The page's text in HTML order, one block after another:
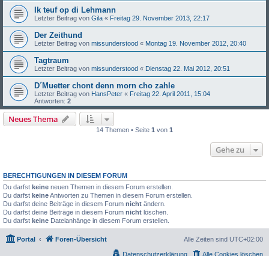
Ik teuf op di Lehmann
Letzter Beitrag von Gila « Freitag 29. November 2013, 22:17
Der Zeithund
Letzter Beitrag von missunderstood « Montag 19. November 2012, 20:40
Tagtraum
Letzter Beitrag von missunderstood « Dienstag 22. Mai 2012, 20:51
D´Muetter chont denn morn cho zahle
Letzter Beitrag von HansPeter « Freitag 22. April 2011, 15:04
Antworten: 2
Neues Thema
14 Themen • Seite 1 von 1
Gehe zu
BERECHTIGUNGEN IN DIESEM FORUM
Du darfst keine neuen Themen in diesem Forum erstellen.
Du darfst keineAntworten zu Themen in diesem Forum erstellen.
Du darfst deine Beiträge in diesem Forum nicht ändern.
Du darfst deine Beiträge in diesem Forum nicht löschen.
Du darfst keine Dateianhänge in diesem Forum erstellen.
Portal Foren-Übersicht Alle Zeiten sind UTC+02:00
Alle Cookies löschen
Datenschutzerklärung